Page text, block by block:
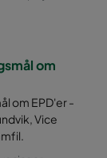
om
om EPD'er -
Vice